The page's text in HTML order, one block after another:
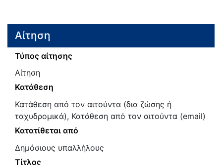
Αίτηση
Τύπος αίτησης
Αίτηση
Κατάθεση
Κατάθεση από τον αιτούντα (δια ζώσης ή
ταχυδρομικά), Κατάθεση από τον αιτούντα (email)
Κατατίθεται από
Δημόσιους υπαλλήλους
Τίτλος